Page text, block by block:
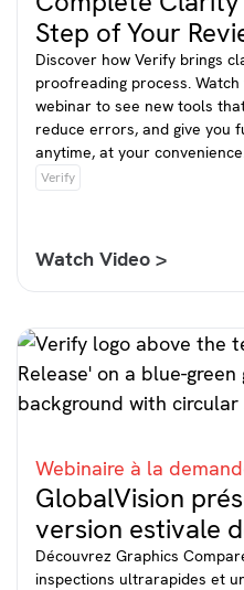
Step of Your
Discover how Verify brings
proofreading process.
webinar to see new tools
reduce errors, and give
anytime, at your convenience.
Verify
Watch Video >
Webinaire à la
GlobalVision
version estivale
Découvrez Graphics
inspections ultrarapides et